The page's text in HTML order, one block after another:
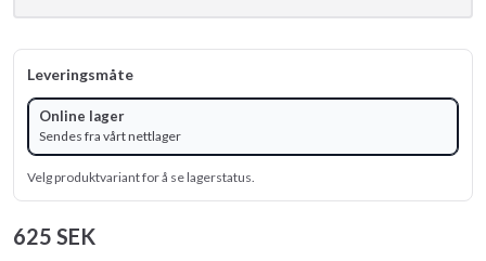
Leveringsmåte
Online lager
Sendes fra vårt nettlager
Velg produktvariant for å se lagerstatus.
625 SEK